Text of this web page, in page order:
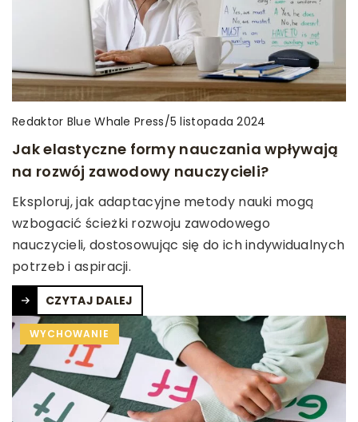
Redaktor Blue Whale Press/5 listopada 2024
Jak elastyczne formy nauczania wpływają
na rozwój zawodowy nauczycieli?
Eksploruj, jak adaptacyjne metody nauki mogą
wzbogacić ścieżki rozwoju zawodowego
nauczycieli, dostosowując się do ich indywidualnych
potrzeb i aspiracji.
CZYTAJ DALEJ
WYCHOWANIE